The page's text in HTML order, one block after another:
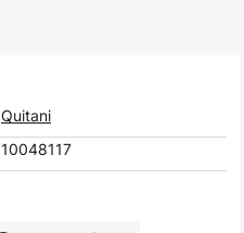
Quitani
10048117